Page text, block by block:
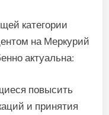
категории
на Меркурий
актуальна:
повысить
и принятия